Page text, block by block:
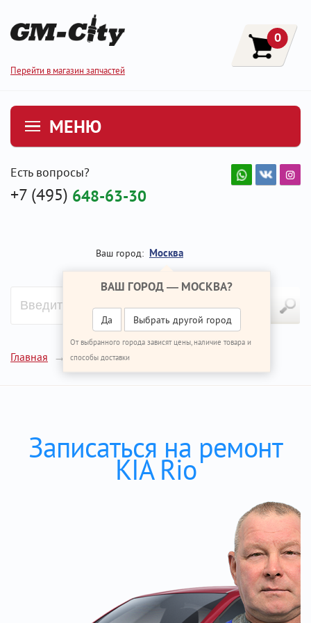
Перейти в магазин запчастей
0
МЕНЮ
Есть вопросы?
+7 (495) 648-63-30
Ваш город: Москва
ВАШ ГОРОД — МОСКВА?
Да Выбрать другой город
От выбранного города зависят цены, наличие товара и
способы доставки
Главная Ремонт КИА Рио
Записаться на ремонт
KIA Rio